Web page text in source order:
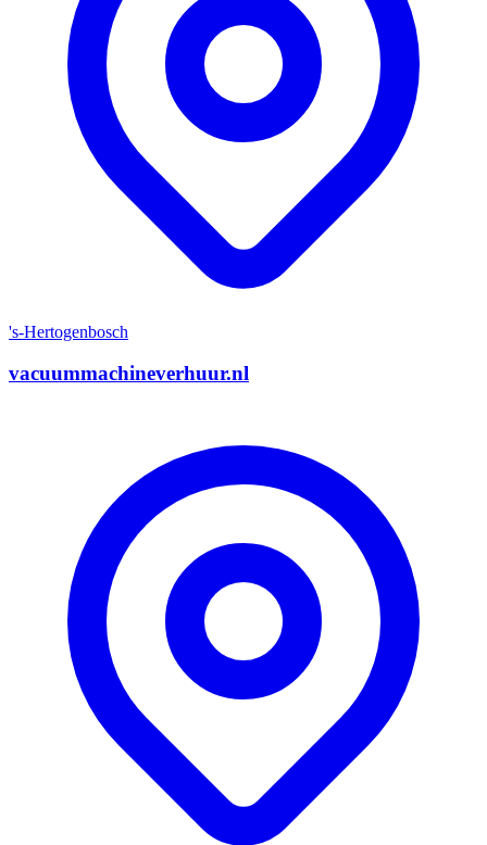
's-Hertogenbosch
vacuummachineverhuur.nl